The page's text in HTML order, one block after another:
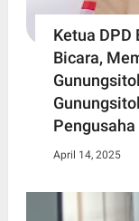
Ketua DPD
Bicara,
April 14, 2025